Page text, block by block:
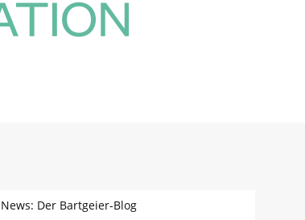
News: Der Bartgeier-Blog